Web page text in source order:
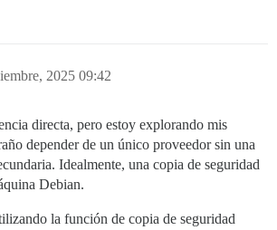
2025 09:42
directa, pero estoy explorando mis
depender de un único proveedor sin una
Idealmente, una copia de seguridad
Debian.
la función de copia de seguridad